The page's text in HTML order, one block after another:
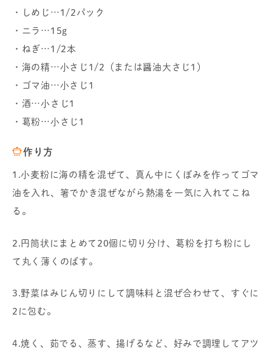
・しめじ…1/2パック
・ニラ…15g
・ねぎ…1/2本
・海の精…小さじ1/2（または醤油大さじ1）
・ゴマ油…小さじ1
・酒…小さじ1
・葛粉…小さじ1
作り方
1.小麦粉に海の精を混ぜて、真ん中にくぼみを作ってゴマ
油を入れ、箸でかき混ぜながら熱湯を一気に入れてこね
る。
2.円筒状にまとめて20個に切り分け、葛粉を打ち粉にし
て丸く薄くのばす。
3.野菜はみじん切りにして調味料と混ぜ合わせて、すぐに
2に包む。
4.焼く、茹でる、蒸す、揚げるなど、好みで調理してアツ